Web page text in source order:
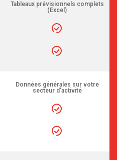
Tableaux prévisionnels complets
(Excel)
Données générales sur votre
secteur d’activité